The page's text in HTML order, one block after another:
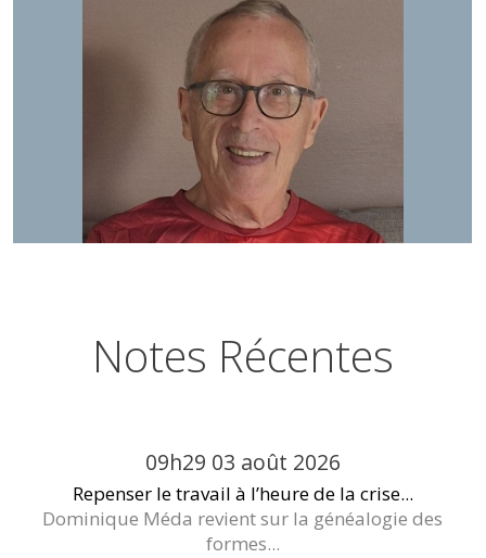
Notes Récentes
09h29 03 août 2026
Repenser le travail à l’heure de la crise...
Dominique Méda revient sur la généalogie des
formes...